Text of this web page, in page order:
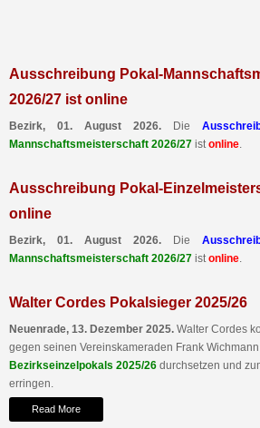
Ausschreibung Pokal-
2026/27 ist online
Bezirk, 01. August 2026. Die
Mannschaftsmeisterschaft 2026/27 istonline.
Ausschreibung Pokal-
online
Bezirk, 01. August 2026. Die
Mannschaftsmeisterschaft 2026/27 istonline.
Walter Cordes Pokalsieger 2025/26
Neuenrade, 13. Dezember 2025. Walter Cordes
gegen seinen Vereinskameraden Frank
Bezirkseinzelpokals 2025/26 durchsetzen und
erringen.
Read More